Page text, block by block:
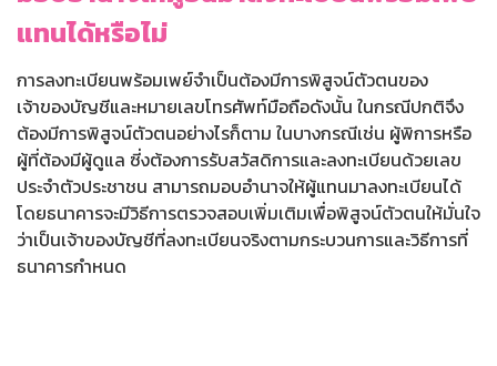
แทนได้หรือไม่
การลงทะเบียนพร้อมเพย์จำเป็นต้องมีการพิสูจน์ตัวตนของ
เจ้าของบัญชีและหมายเลขโทรศัพท์มือถือดังนั้น ในกรณีปกติจึง
ต้องมีการพิสูจน์ตัวตนอย่างไรก็ตาม ในบางกรณีเช่น ผู้พิการหรือ
ผู้ที่ต้องมีผู้ดูแล ซี่งต้องการรับสวัสดิการและลงทะเบียนด้วยเลข
ประจำตัวประชาชน สามารถมอบอำนาจให้ผู้แทนมาลงทะเบียนได้
โดยธนาคารจะมีวิธีการตรวจสอบเพิ่มเติมเพื่อพิสูจน์ตัวตนให้มั่นใจ
ว่าเป็นเจ้าของบัญชีที่ลงทะเบียนจริงตามกระบวนการและวิธีการที่
ธนาคารกำหนด